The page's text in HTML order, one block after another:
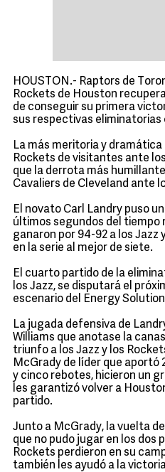
HOUSTON.- Raptors de
Rockets de Houston
de conseguir su primera
sus respectivas eliminatorias
La más meritoria y
Rockets de visitantes ante
que la derrota más
Cavaliers de Cleveland ante
El novato Carl Landry puso
últimos segundos del tiempo
ganaron por 94-92 a los
en la serie al mejor de siete.
El cuarto partido de la
los Jazz, se disputará el
escenario del Energy
La jugada defensiva de
Williams que anotase la
triunfo a los Jazz y los
McGrady de líder que aportó
y cinco rebotes, hicieron un
les garantizó volver a
partido.
Junto a McGrady, la vuelta
que no pudo jugar en los dos
Rockets perdieron en su
también les ayudó a la